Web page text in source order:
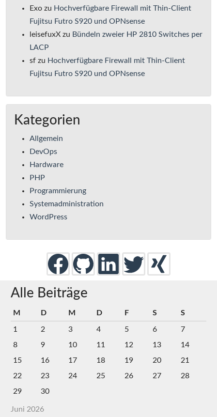
Exo zu Hochverfügbare Firewall mit Thin-Client
Fujitsu Futro S920 und OPNsense
leisefuxX zu Bündeln zweier HP 2810 Switches per
LACP
sf zu Hochverfügbare Firewall mit Thin-Client
Fujitsu Futro S920 und OPNsense
Kategorien
Allgemein
DevOps
Hardware
PHP
Programmierung
Systemadministration
WordPress
Alle Beiträge
Juni 2026
M D M D F S S
1 2 3 4 5 6
7
8
9 10 11 12 13
14
15
16 17 18 19 20
21
22
23 24 25 26 27
28
29
30